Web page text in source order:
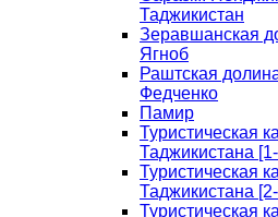
Таджикистан
Зеравшанская
Ягноб
Раштская
Федченко
Памир
Туристическая
Таджикистана
Туристическая
Таджикистана
Туристическая